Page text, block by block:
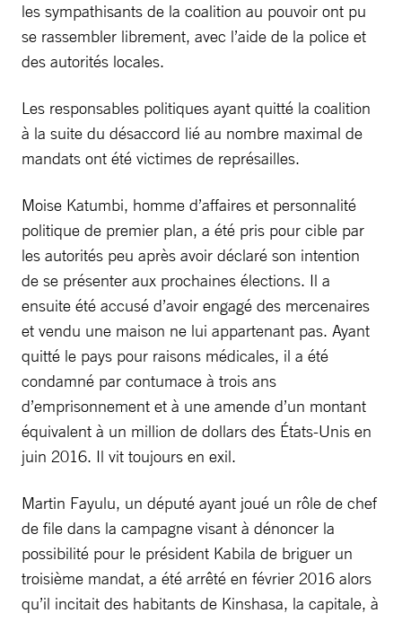
les sympathisants de la coalition au pouvoir ont pu
se rassembler librement, avec l’aide de la police et
des autorités locales.
Les responsables politiques ayant quitté la coalition
à la suite du désaccord lié au nombre maximal de
mandats ont été victimes de représailles.
Moise Katumbi, homme d’affaires et personnalité
politique de premier plan, a été pris pour cible par
les autorités peu après avoir déclaré son intention
de se présenter aux prochaines élections. Il a
ensuite été accusé d’avoir engagé des mercenaires
et vendu une maison ne lui appartenant pas. Ayant
quitté le pays pour raisons médicales, il a été
condamné par contumace à trois ans
d’emprisonnement et à une amende d’un montant
équivalent à un million de dollars des États-Unis en
juin 2016. Il vit toujours en exil.
Martin Fayulu, un député ayant joué un rôle de chef
de file dans la campagne visant à dénoncer la
possibilité pour le président Kabila de briguer un
troisième mandat, a été arrêté en février 2016 alors
qu’il incitait des habitants de Kinshasa, la capitale, à